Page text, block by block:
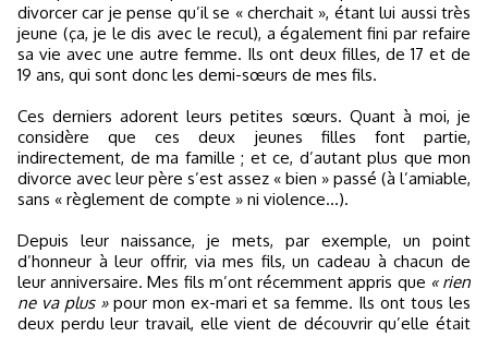
divorcer car je pense qu’il se « cherchait », étant lui aussi très
jeune (ça, je le dis avec le recul), a également fini par refaire
sa vie avec une autre femme. Ils ont deux filles, de 17 et de
19 ans, qui sont donc les demi-sœurs de mes fils.
Ces derniers adorent leurs petites sœurs. Quant à moi, je
considère que ces deux jeunes filles font partie,
indirectement, de ma famille ; et ce, d’autant plus que mon
divorce avec leur père s’est assez « bien » passé (à l’amiable,
sans « règlement de compte » ni violence...).
Depuis leur naissance, je mets, par exemple, un point
d’honneur à leur offrir, via mes fils, un cadeau à chacun de
leur anniversaire. Mes fils m’ont récemment appris que « rien
ne va plus »pour mon ex-mari et sa femme. Ils ont tous les
deux perdu leur travail, elle vient de découvrir qu’elle était